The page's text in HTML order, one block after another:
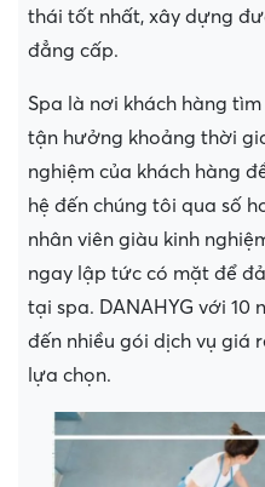
thái tốt nhất, xây dựng
đẳng cấp.
Spa là nơi khách hàng
tận hưởng khoảng thời
nghiệm của khách hàng
hệ đến chúng tôi qua số
nhân viên giàu kinh
ngay lập tức có mặt để
tại spa. DANAHYG với 10
đến nhiều gói dịch vụ giá
lựa chọn.